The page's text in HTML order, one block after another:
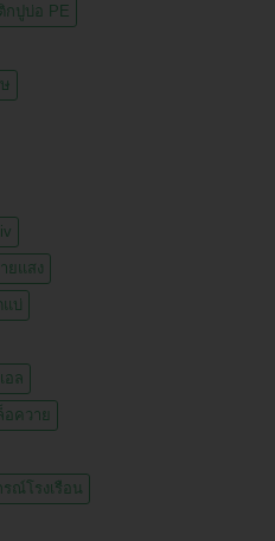
กปูบ่อ PE
ยแสง
แบ่
อล
อควาย
ณ์โรงเรือน